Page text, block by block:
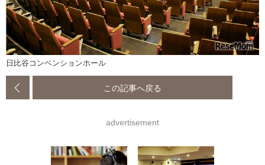
日比谷コンベンションホール
この記事へ戻る
advertisement